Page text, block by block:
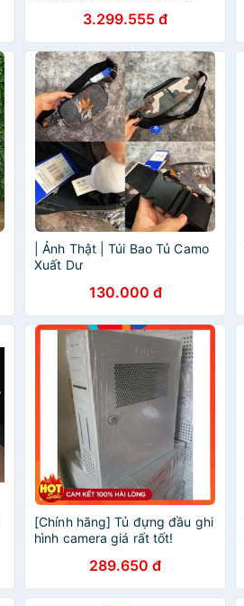
3.299.555 đ
| Ảnh Thật | Túi Bao Tủ Camo
Xuất Dư
130.000 đ
[Chính hãng] Tủ đựng đầu ghi
hình camera giá rất tốt!
289.650 đ